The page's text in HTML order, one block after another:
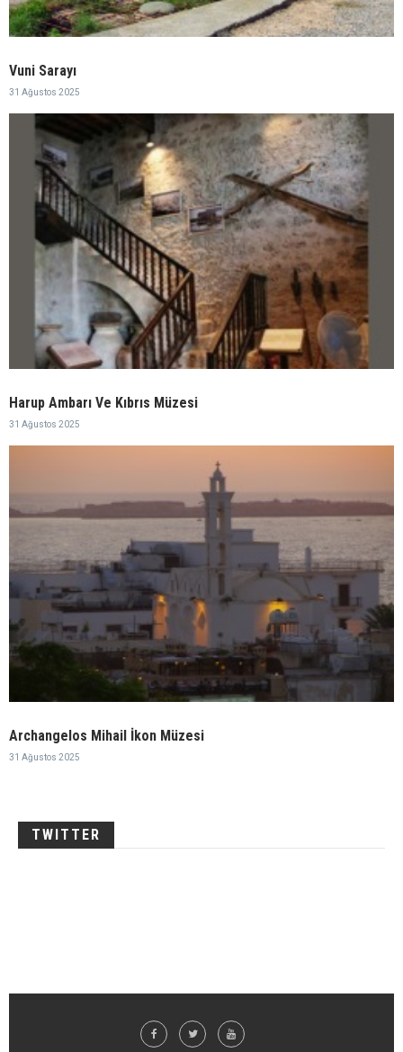
Vuni Sarayı
31 Ağustos 2025
Harup Ambarı Ve Kıbrıs Müzesi
31 Ağustos 2025
Archangelos Mihail İkon Müzesi
31 Ağustos 2025
TWITTER